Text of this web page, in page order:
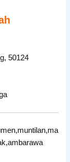
50124